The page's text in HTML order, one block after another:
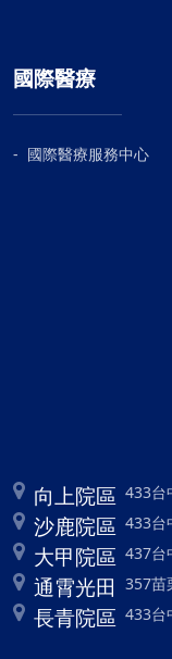
國際醫療
國際醫療服務中心
向上院區 433台
沙鹿院區 433台
大甲院區 437台
通霄光田 357苗
長青院區 433台